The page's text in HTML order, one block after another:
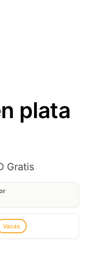
plata
Gratis
Vacas